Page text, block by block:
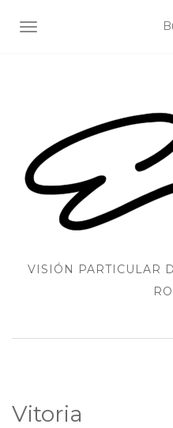
ALTERNAR NAVEGACIÓN
VISIÓN PARTICULAR
Vitoria